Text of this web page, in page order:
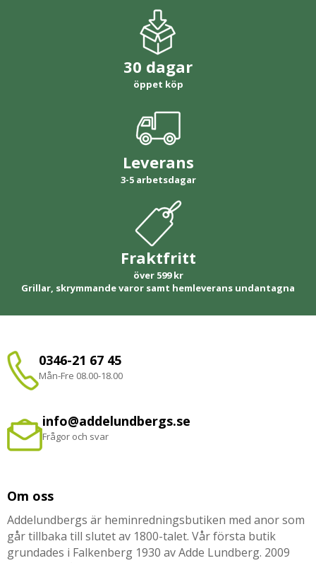
30 dagar
öppet köp
Leverans
3-5 arbetsdagar
Fraktfritt
över 599 kr
Grillar, skrymmande varor samt hemleverans undantagna
0346-21 67 45
Mån-Fre 08.00-18.00
info@addelundbergs.se
Frågor och svar
Om oss
Addelundbergs är heminredningsbutiken med anor som
går tillbaka till slutet av 1800-talet. Vår första butik
grundades i Falkenberg 1930 av Adde Lundberg. 2009